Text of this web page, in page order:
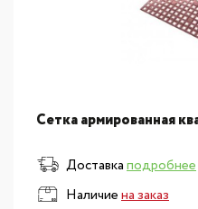
Сетка армированная
Доставкаподробнее
Наличиена заказ